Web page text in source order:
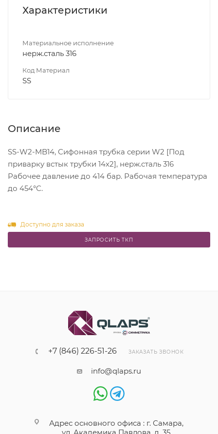
Характеристики
Материальное исполнение
нерж.сталь 316
Код Материал
SS
Описание
SS-W2-MB14, Сифонная трубка серии W2 [Под
приварку встык трубки 14х2], нерж.сталь 316
Рабочее давление до 414 бар. Рабочая температура
до 454°С.
Доступно для заказа
ЗАПРОСИТЬ ТКП
+7 (846) 226-51-26 ЗАКАЗАТЬ ЗВОНОК
info@qlaps.ru
Адрес основного офиса : г. Самара,